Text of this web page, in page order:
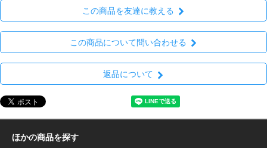
この商品を友達に教える
この商品について問い合わせる
返品について
ほかの商品を探す